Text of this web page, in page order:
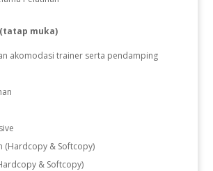
(tatap muka)
akomodasi trainer serta pendamping
(Hardcopy & Softcopy)
& Softcopy)